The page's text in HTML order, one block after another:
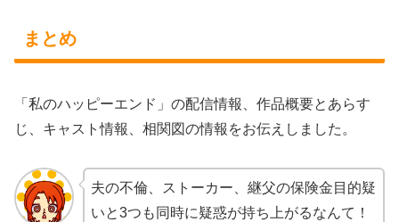
まとめ
「私のハッピーエンド」の配信情報、作品概要とあらす
じ、キャスト情報、相関図の情報をお伝えしました。
夫の不倫、ストーカー、継父の保険金目的疑
いと3つも同時に疑惑が持ち上がるなんて！